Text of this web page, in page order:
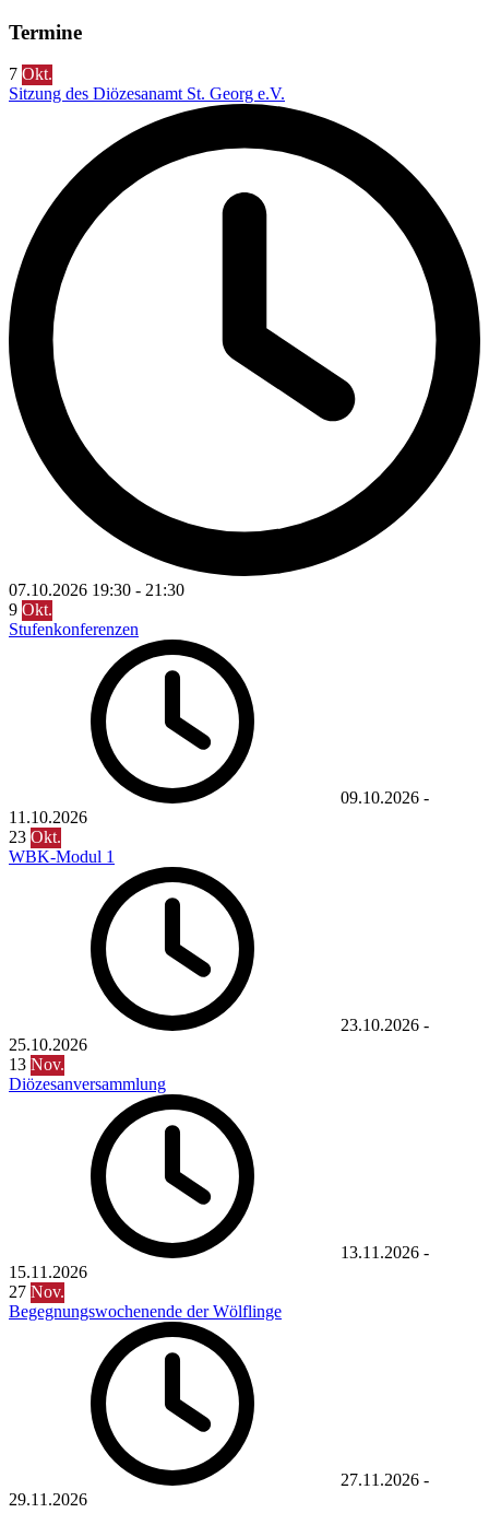
Termine
7 Okt.
Sitzung des Diözesanamt St. Georg e.V.
07.10.2026 19:30 - 21:30
9 Okt.
Stufenkonferenzen
09.10.2026 -
11.10.2026
23 Okt.
WBK-Modul 1
23.10.2026 -
25.10.2026
13 Nov.
Diözesanversammlung
13.11.2026 -
15.11.2026
27 Nov.
Begegnungswochenende der Wölflinge
27.11.2026 -
29.11.2026